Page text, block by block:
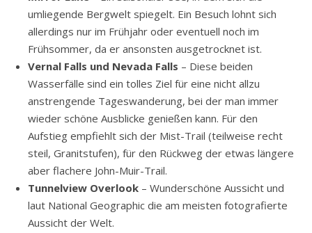
umliegende Bergwelt spiegelt. Ein Besuch lohnt sich
allerdings nur im Frühjahr oder eventuell noch im
Frühsommer, da er ansonsten ausgetrocknet ist.
Vernal Falls und Nevada Falls – Diese beiden
Wasserfälle sind ein tolles Ziel für eine nicht allzu
anstrengende Tageswanderung, bei der man immer
wieder schöne Ausblicke genießen kann. Für den
Aufstieg empfiehlt sich der Mist-Trail (teilweise recht
steil, Granitstufen), für den Rückweg der etwas längere
aber flachere John-Muir-Trail.
Tunnelview Overlook – Wunderschöne Aussicht und
laut National Geographic die am meisten fotografierte
Aussicht der Welt.